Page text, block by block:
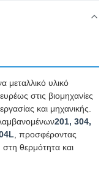
μεταλλικό υλικό
στις βιομηχανίες
και μηχανικής.
201, 304,
, προσφέροντας
θερμότητα και